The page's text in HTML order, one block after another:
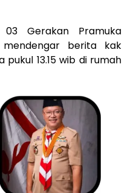
Gerakan Pramuka
berita kak
13.15 wib di rumah